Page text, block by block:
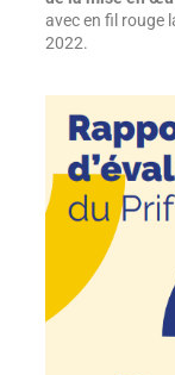
avec en fil rouge
2022.